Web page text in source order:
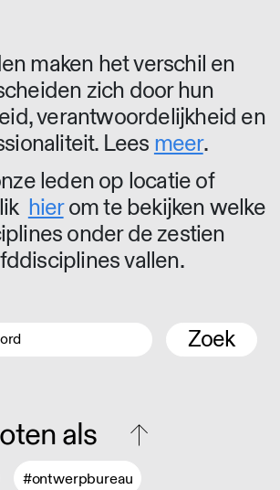
maken het verschil en
zich door hun
verantwoordelijkheid en
Lees meer.
leden op locatie of
hierom te bekijken welke
onder de zestien
vallen.
Zoek
als
#ontwerpbureau